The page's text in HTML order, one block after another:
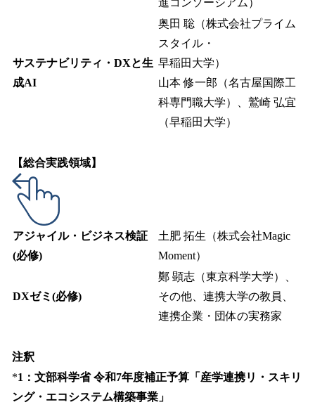
サステナビリティ・DXと生
成AI
奥田 聡（株式会社プライム
スタイル・
早稲田大学）
山本 修一郎（名古屋国際工
科専門職大学）、鷲崎 弘宜
（早稲田大学）
【総合実践領域】
アジャイル・ビジネス検証
(必修)
土肥 拓生（株式会社Magic
Moment）
DXゼミ(必修)
鄭 顕志（東京科学大学）、
その他、連携大学の教員、
連携企業・団体の実務家
注釈
*1：文部科学省 令和7年度補正予算「産学連携リ・スキリ
ング・エコシステム構築事業」